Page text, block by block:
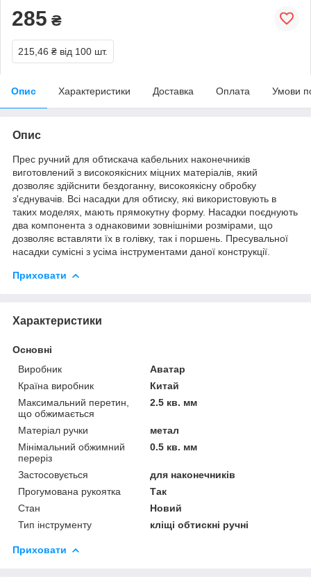
285 ₴
215,46 ₴ від 100 шт.
Опис Характеристики Доставка Оплата Умови
Опис
Прес ручний для обтискача кабельних наконечників
виготовлений з високоякісних міцних матеріалів, який
дозволяє здійснити бездоганну, високоякісну обробку
з'єднувачів. Всі насадки для обтиску, які використовують в
таких моделях, мають прямокутну форму. Насадки поєднують
два компонента з однаковими зовнішніми розмірами, що
дозволяє вставляти їх в голівку, так і поршень. Пресувальної
насадки сумісні з усіма інструментами даної конструкції.
Приховати
Характеристики
Основні
Виробник
Аватар
Країна виробник
Китай
Максимальний перетин,
що обжимається
2.5 кв. мм
Матеріал ручки
метал
Мінімальний обжимний
переріз
0.5 кв. мм
Застосовується
для наконечників
Прогумована рукоятка
Так
Стан
Новий
Тип інструменту
кліщі обтискні ручні
Приховати